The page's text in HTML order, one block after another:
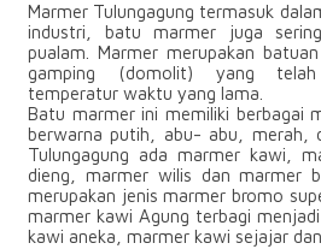
Marmer Tulungagung termasuk
industri, batu marmer juga
pualam. Marmer merupakan
gamping (domolit) yang
temperatur waktu yang lama.
Batu marmer ini memiliki berbagai
berwarna putih, abu- abu, merah,
Tulungagung ada marmer kawi,
dieng, marmer wilis dan marmer
merupakan jenis marmer bromo
marmer kawi Agung terbagi
kawi aneka, marmer kawi sejajar